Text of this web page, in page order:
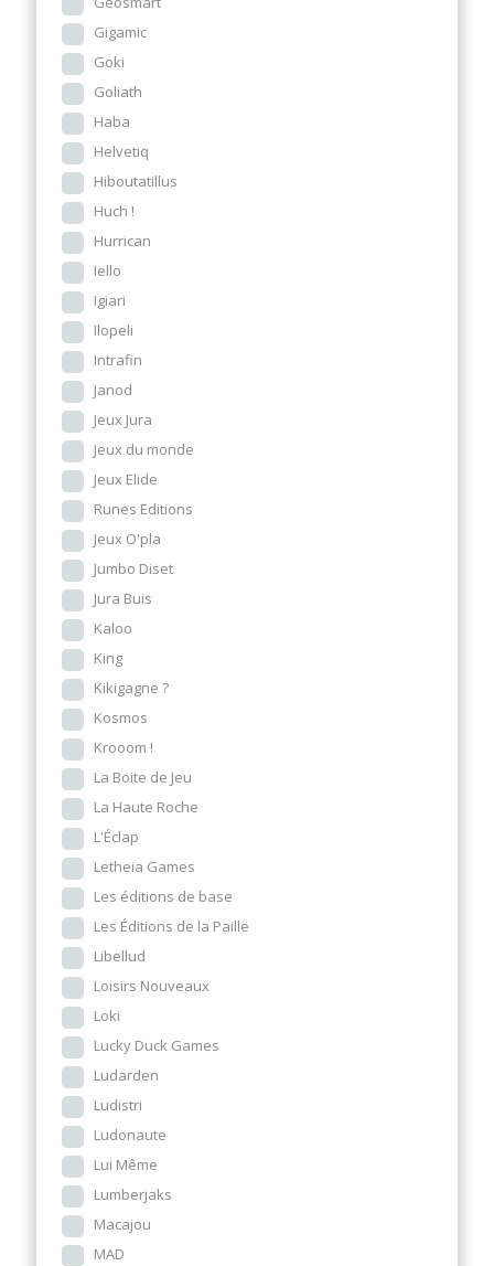
Gigamic
Goki
Goliath
Haba
Helvetiq
Hiboutatillus
Huch !
Hurrican
Iello
Igiari
Ilopeli
Intrafin
Janod
Jeux Jura
Jeux du monde
Jeux Elide
Runes Editions
Jeux O'pla
Jumbo Diset
Jura Buis
Kaloo
King
Kikigagne ?
Kosmos
Krooom !
La Boite de Jeu
La Haute Roche
L'Éclap
Letheia Games
Les éditions de base
Les Éditions de la Paille
Libellud
Loisirs Nouveaux
Loki
Lucky Duck Games
Ludarden
Ludistri
Ludonaute
Lui Même
Lumberjaks
Macajou
MAD